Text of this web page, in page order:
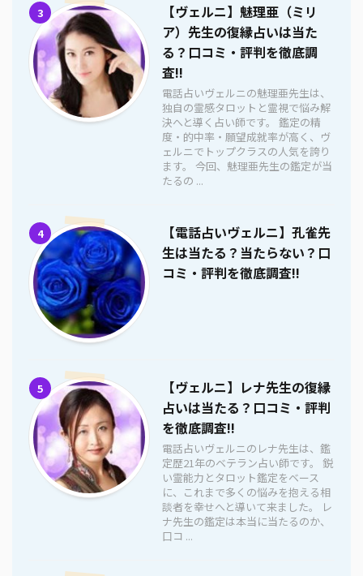
3
【ヴェルニ】魅理亜（ミリ
ア）先生の復縁占いは当た
る？口コミ・評判を徹底調
査!!
電話占いヴェルニの魅理亜先生は、
独自の霊感タロットと霊視で悩み解
決へと導く占い師です。 鑑定の精
度・的中率・願望成就率が高く、ヴ
ェルニでトップクラスの人気を誇り
ます。 今回、魅理亜先生の鑑定が当
たるの ...
4
【電話占いヴェルニ】孔雀先
生は当たる？当たらない？口
コミ・評判を徹底調査!!
5
【ヴェルニ】レナ先生の復縁
占いは当たる？口コミ・評判
を徹底調査!!
電話占いヴェルニのレナ先生は、鑑
定歴21年のベテラン占い師です。 鋭
い霊能力とタロット鑑定をベース
に、これまで多くの悩みを抱える相
談者を幸せへと導いて来ました。 レ
ナ先生の鑑定は本当に当たるのか、
口コ ...